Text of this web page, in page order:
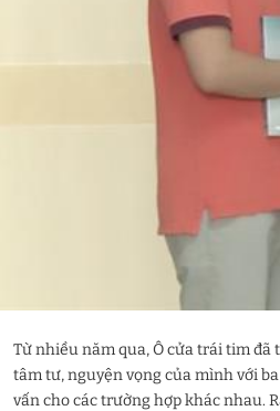
Từ nhiều năm qua, Ô cửa trái tim
tâm tư, nguyện vọng của mình với
vấn cho các trường hợp khác nhau.